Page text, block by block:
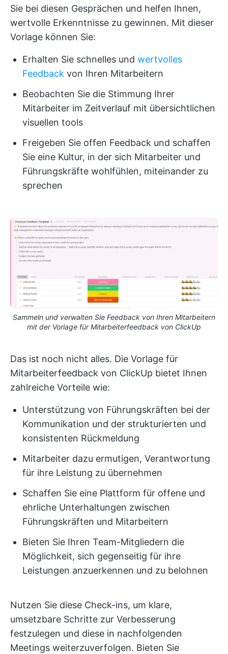
Sie bei diesen Gesprächen und helfen Ihnen,
wertvolle Erkenntnisse zu gewinnen. Mit dieser
Vorlage können Sie:
Erhalten Sie schnelles und wertvolles
Feedback von Ihren Mitarbeitern
Beobachten Sie die Stimmung Ihrer
Mitarbeiter im Zeitverlauf mit übersichtlichen
visuellen tools
Freigeben Sie offen Feedback und schaffen
Sie eine Kultur, in der sich Mitarbeiter und
Führungskräfte wohlfühlen, miteinander zu
sprechen
Sammeln und verwalten Sie Feedback von Ihren Mitarbeitern
mit der Vorlage für Mitarbeiterfeedback von ClickUp
Das ist noch nicht alles. Die Vorlage für
Mitarbeiterfeedback von ClickUp bietet Ihnen
zahlreiche Vorteile wie:
Unterstützung von Führungskräften bei der
Kommunikation und der strukturierten und
konsistenten Rückmeldung
Mitarbeiter dazu ermutigen, Verantwortung
für ihre Leistung zu übernehmen
Schaffen Sie eine Plattform für offene und
ehrliche Unterhaltungen zwischen
Führungskräften und Mitarbeitern
Bieten Sie Ihren Team-Mitgliedern die
Möglichkeit, sich gegenseitig für ihre
Leistungen anzuerkennen und zu belohnen
Nutzen Sie diese Check-ins, um klare,
umsetzbare Schritte zur Verbesserung
festzulegen und diese in nachfolgenden
Meetings weiterzuverfolgen. Bieten Sie